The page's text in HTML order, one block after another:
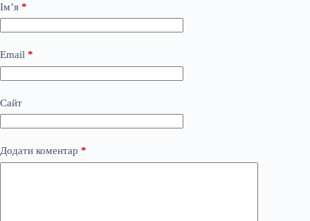
Ім’я *
Email *
Сайт
Додати коментар *